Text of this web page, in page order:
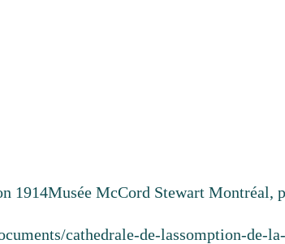
1914Musée McCord Stewart Montréal,
cathedrale-de-lassomption-de-